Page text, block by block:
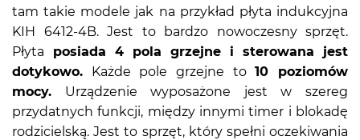
tam takie modele jak na przykład płyta indukcyjna
KIH 6412-4B. Jest to bardzo nowoczesny sprzęt.
Płyta posiada 4 pola grzejne i sterowana jest
dotykowo. Każde pole grzejne to10 poziomów
mocy. Urządzenie wyposażone jest w szereg
przydatnych funkcji, między innymi timer i blokadę
rodzicielską. Jest to sprzęt, który spełni oczekiwania